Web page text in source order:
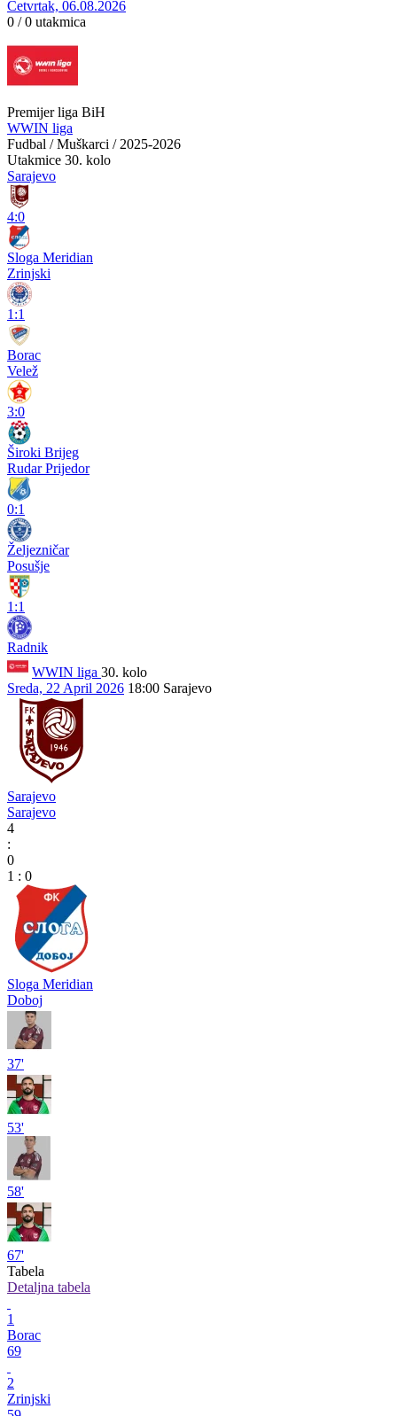
Četvrtak, 06.08.2026
0 / 0 utakmica
Premijer liga BiH
WWIN liga
Fudbal / Muškarci / 2025-2026
Utakmice 30. kolo
Sarajevo
4:0
Sloga Meridian
Zrinjski
1:1
Borac
Velež
3:0
Široki Brijeg
Rudar Prijedor
0:1
Željezničar
Posušje
1:1
Radnik
WWIN liga 30. kolo
Sreda, 22 April 2026 18:00 Sarajevo
Sarajevo
Sarajevo
4
:
0
1 : 0
Sloga Meridian
Doboj
37'
53'
58'
67'
Tabela
Detaljna tabela
1
Borac
69
2
Zrinjski